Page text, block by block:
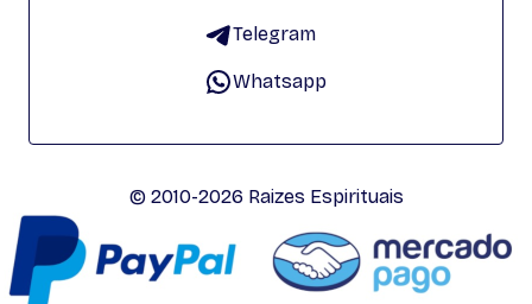
Telegram
Whatsapp
© 2010-2026 Raizes Espirituais